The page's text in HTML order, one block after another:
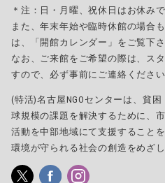
＊注：日・月曜、祝休日はお休みで
また、年末年始や臨時休館の場合
は、「開館カレンダー」をご覧下さ
なお、ご来館をご希望の際は、ス
すので、必ず事前にご連絡ください
(特活)名古屋NGOセンターは、貧
球規模の課題を解決するために、
活動を中部地域にて支援すること
環境が守られる社会の創造をめざし